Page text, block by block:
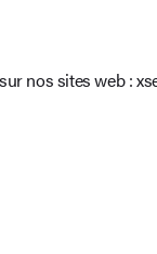
nos sites web :